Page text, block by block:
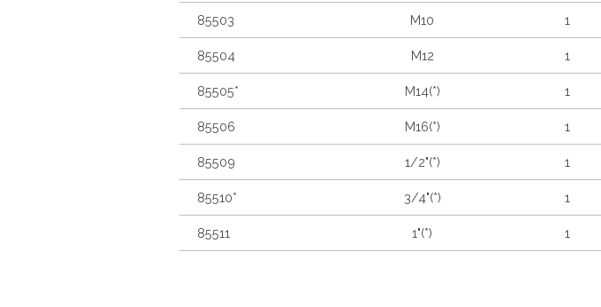
85503 M10 1
85504 M12 1
85505* M14(*) 1
85506 M16(*) 1
85509 1/2"(*) 1
85510* 3/4"(*) 1
85511 1"(*) 1